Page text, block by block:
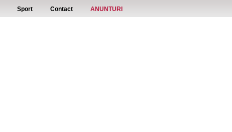
Sport Contact ANUNTURI